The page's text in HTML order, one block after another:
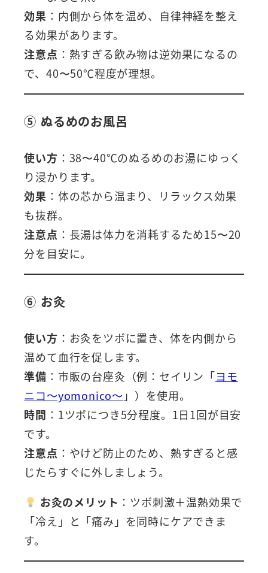
効果 ：内側から体を温め、自律神経を整え
る効果があります。
注意点 ：熱すぎる飲み物は逆効果になるの
で、40〜50℃程度が理想。
⑤ ぬるめのお風呂
使い方 ：38〜40℃のぬるめのお湯にゆっく
り浸かります。
効果 ：体の芯から温まり、リラックス効果
も抜群。
注意点 ：長湯は体力を消耗するため15〜20
分を目安に。
⑥ お灸
使い方 ：お灸をツボに置き、体を内側から
温めて血行を促します。
準備 ：市販の台座灸（例：セイリン「ヨモ
ニコ～yomonico～ 」）を使用。
時間 ：1ツボにつき5分程度。1日1回が目安
です。
注意点 ：やけど防止のため、熱すぎると感
じたらすぐに外しましょう。
お灸のメリット ：ツボ刺激＋温熱効果で
「冷え」と「痛み」を同時にケアできま
す。